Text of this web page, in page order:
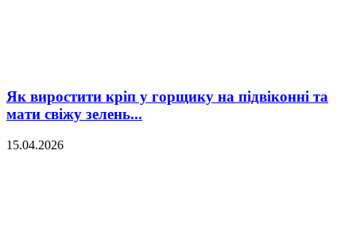
Як виростити кріп у горщику на підвіконні та
мати свіжу зелень...
15.04.2026